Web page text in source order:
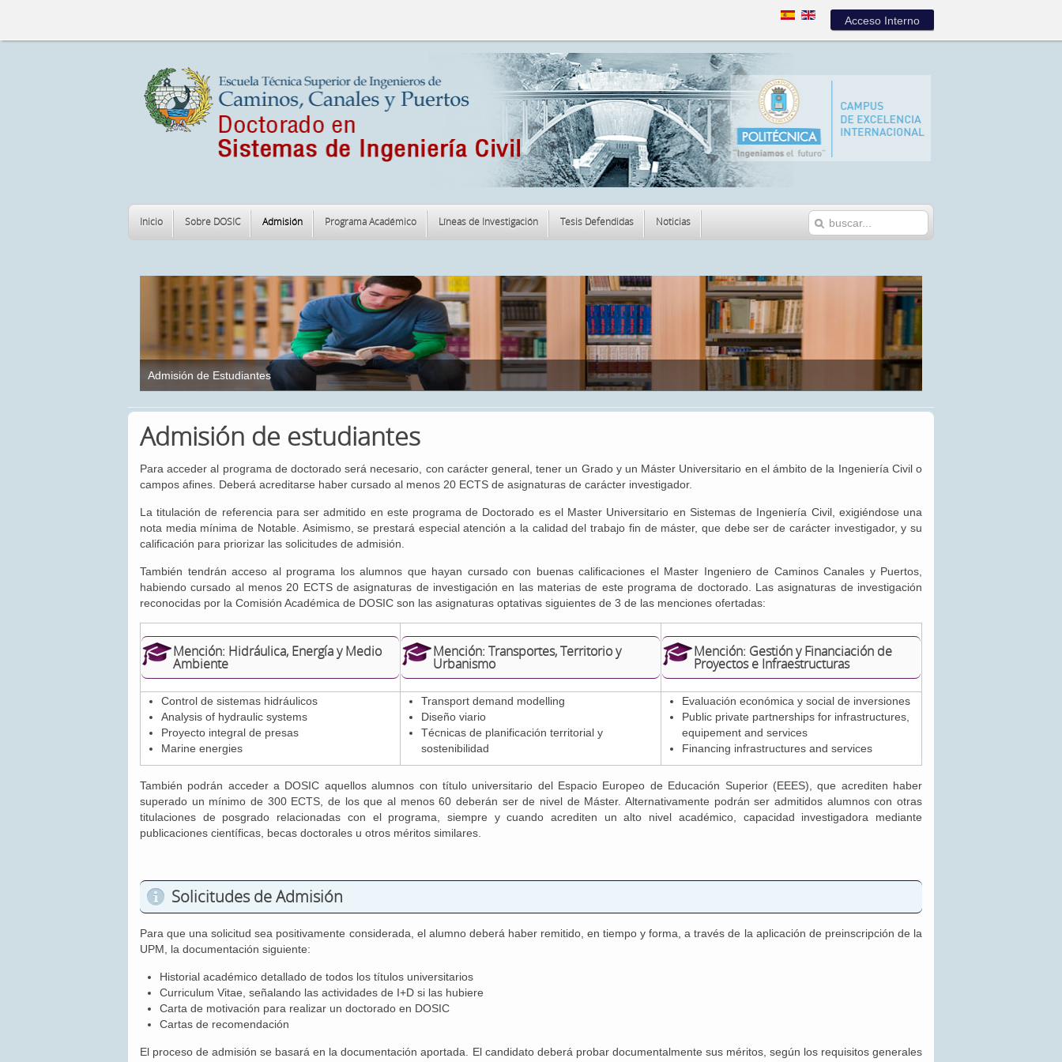
Acceso Interno
Inicio Sobre DOSIC Admisión Programa Académico Líneas de Investigación Tesis Defendidas Noticias
Admisión de Estudiantes
Admisión de estudiantes
Para acceder al programa de doctorado será necesario, con carácter general, tener un Grado y un Máster Universitario en el ámbito de la Ingeniería Civil o
campos afines. Deberá acreditarse haber cursado al menos 20 ECTS de asignaturas de carácter investigador.
La titulación de referencia para ser admitido en este programa de Doctorado es el Master Universitario en Sistemas de Ingeniería Civil, exigiéndose una
nota media mínima de Notable. Asimismo, se prestará especial atención a la calidad del trabajo fin de máster, que debe ser de carácter investigador, y su
calificación para priorizar las solicitudes de admisión.
También tendrán acceso al programa los alumnos que hayan cursado con buenas calificaciones el Master Ingeniero de Caminos Canales y Puertos,
habiendo cursado al menos 20 ECTS de asignaturas de investigación en las materias de este programa de doctorado. Las asignaturas de investigación
reconocidas por la Comisión Académica de DOSIC son las asignaturas optativas siguientes de 3 de las menciones ofertadas:
Mención: Hidráulica, Energía y Medio
Ambiente
Mención: Transportes, Territorio y
Urbanismo
Mención: Gestión y Financiación de
Proyectos e Infraestructuras
Control de sistemas hidráulicos
Analysis of hydraulic systems
Proyecto integral de presas
Marine energies
Transport demand modelling
Diseño viario
Técnicas de planificación territorial y
sostenibilidad
Evaluación económica y social de inversiones
Public private partnerships for infrastructures,
equipement and services
Financing infrastructures and services
También podrán acceder a DOSIC aquellos alumnos con título universitario del Espacio Europeo de Educación Superior (EEES), que acrediten haber
superado un mínimo de 300 ECTS, de los que al menos 60 deberán ser de nivel de Máster. Alternativamente podrán ser admitidos alumnos con otras
titulaciones de posgrado relacionadas con el programa, siempre y cuando acrediten un alto nivel académico, capacidad investigadora mediante
publicaciones científicas, becas doctorales u otros méritos similares.
Solicitudes de Admisión
Para que una solicitud sea positivamente considerada, el alumno deberá haber remitido, en tiempo y forma, a través de la aplicación de preinscripción de la
UPM, la documentación siguiente:
Historial académico detallado de todos los títulos universitarios
Curriculum Vitae, señalando las actividades de I+D si las hubiere
Carta de motivación para realizar un doctorado en DOSIC
Cartas de recomendación
El proceso de admisión se basará en la documentación aportada. El candidato deberá probar documentalmente sus méritos, según los requisitos generales